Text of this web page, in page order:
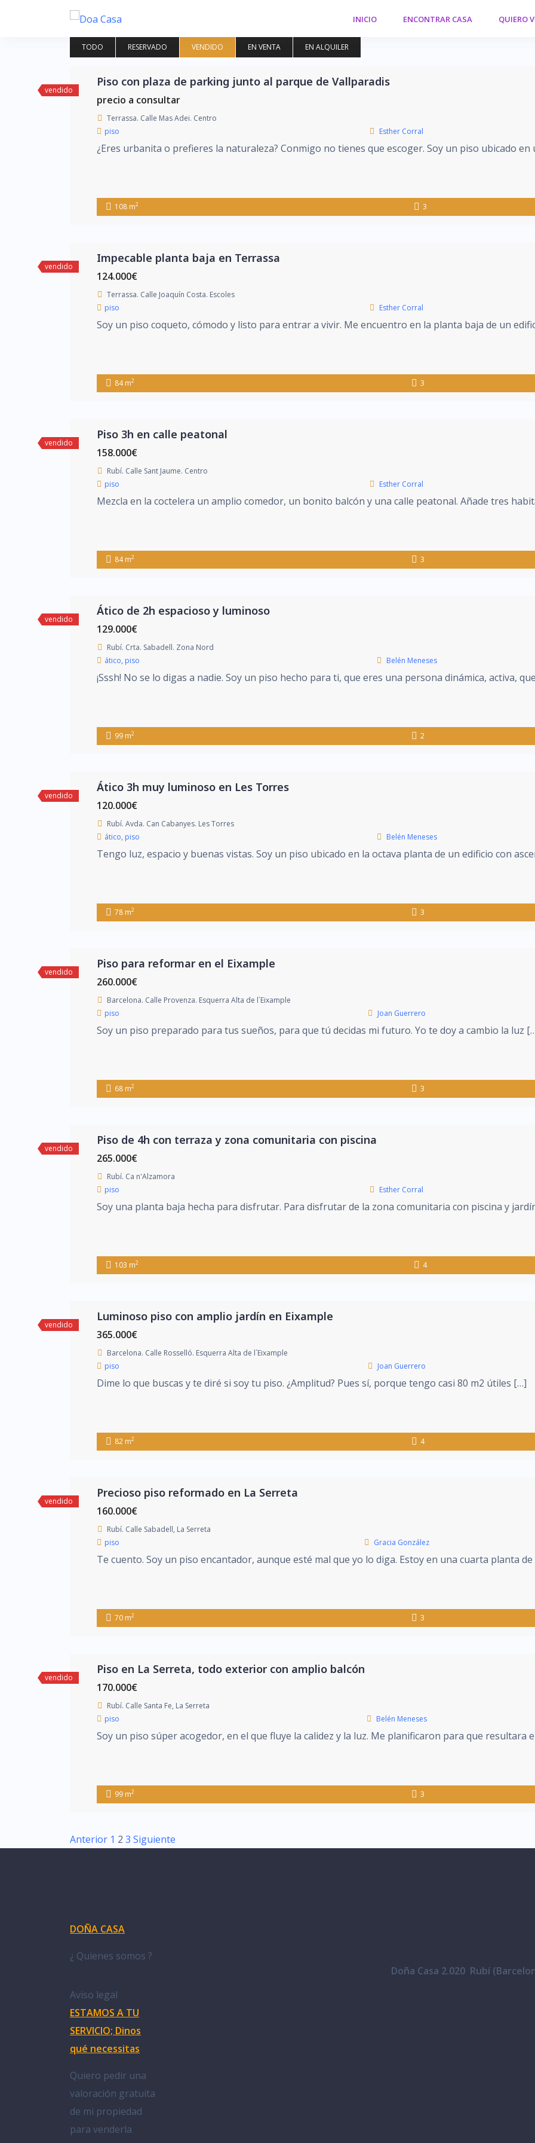
INICIO ENCONTRAR CASA QUIERO
TODO RESERVADO VENDIDO EN VENTA EN ALQUILER
vendido
Piso con plaza de parking junto al parque de Vallparadis
precio a consultar
Terrassa. Calle Mas Adei. Centro
piso
Esther Corral
¿Eres urbanita o prefieres la naturaleza? Conmigo no tienes que escoger. Soy un piso ubicado en
108 m2 3
vendido
Impecable planta baja en Terrassa
124.000€
Terrassa. Calle Joaquín Costa. Escoles
piso
Esther Corral
Soy un piso coqueto, cómodo y listo para entrar a vivir. Me encuentro en la planta baja de un
84 m2 3
vendido
Piso 3h en calle peatonal
158.000€
Rubí. Calle Sant Jaume. Centro
piso
Esther Corral
Mezcla en la coctelera un amplio comedor, un bonito balcón y una calle peatonal. Añade tres
84 m2 3
vendido
Ático de 2h espacioso y luminoso
129.000€
Rubí. Crta. Sabadell. Zona Nord
ático, piso Belén Meneses
¡Sssh! No se lo digas a nadie. Soy un piso hecho para ti, que eres una persona dinámica, activa,
99 m2 2
vendido
Ático 3h muy luminoso en Les Torres
120.000€
Rubí. Avda. Can Cabanyes. Les Torres
ático, piso Belén Meneses
Tengo luz, espacio y buenas vistas. Soy un piso ubicado en la octava planta de un edificio con
78 m2 3
vendido
Piso para reformar en el Eixample
260.000€
Barcelona. Calle Provenza. Esquerra Alta de l´Eixample
piso
Joan Guerrero
Soy un piso preparado para tus sueños, para que tú decidas mi futuro. Yo te doy a cambio la luz
68 m2 3
vendido
Piso de 4h con terraza y zona comunitaria con piscina
265.000€
Rubí. Ca n'Alzamora
piso
Esther Corral
Soy una planta baja hecha para disfrutar. Para disfrutar de la zona comunitaria con piscina y
103 m2 4
vendido
Luminoso piso con amplio jardín en Eixample
365.000€
Barcelona. Calle Rosselló. Esquerra Alta de l´Eixample
piso
Joan Guerrero
Dime lo que buscas y te diré si soy tu piso. ¿Amplitud? Pues sí, porque tengo casi 80 m2 útiles […]
82 m2 4
vendido
Precioso piso reformado en La Serreta
160.000€
Rubí. Calle Sabadell, La Serreta
piso
Gracia González
Te cuento. Soy un piso encantador, aunque esté mal que yo lo diga. Estoy en una cuarta planta
70 m2 3
vendido
Piso en La Serreta, todo exterior con amplio balcón
170.000€
Rubí. Calle Santa Fe, La Serreta
piso
Belén Meneses
Soy un piso súper acogedor, en el que fluye la calidez y la luz. Me planificaron para que resultara
99 m2 3
Anterior 1 2 3 Siguiente
DOÑA CASA
¿ Quienes somos ?
Aviso legal
ESTAMOS A TU
SERVICIO; Dinos
qué necessitas
Quiero pedir una
valoración gratuita
de mi propiedad
para venderla